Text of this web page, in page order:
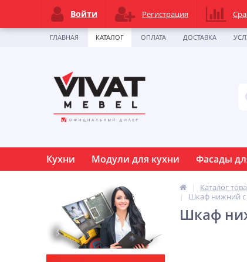
ГЛАВНАЯ КАТАЛОГ ОПЛАТА ДОСТАВКА
Кухни Модули для кухни Фасады
Каталог
Шкаф нижний с
Шкаф
Войти Регистрация